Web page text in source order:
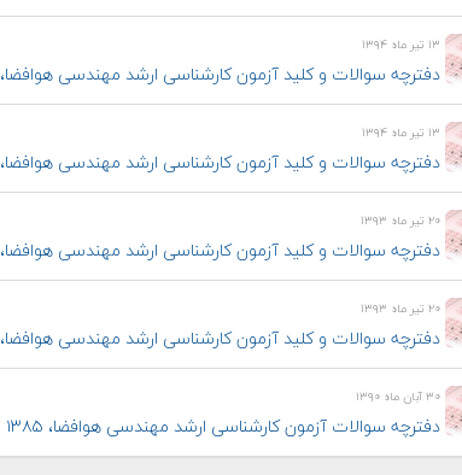
۱۳ تیر ماه ۱۳۹۴
دفترچه سوالات و کلید آزمون کارشناسی ارشد مهندسی هوافضا، ۱۳۹۳، دفترچه D
۱۳ تیر ماه ۱۳۹۴
دفترچه سوالات و کلید آزمون کارشناسی ارشد مهندسی هوافضا، ۱۳۹۴، دفترچه A
۲۰ تیر ماه ۱۳۹۳
دفترچه سوالات و کلید آزمون کارشناسی ارشد مهندسی هوافضا، ۱۳۹۰
۲۰ تیر ماه ۱۳۹۳
دفترچه سوالات و کلید آزمون کارشناسی ارشد مهندسی هوافضا، ۱۳۹۱
۳۰ آبان ماه ۱۳۹۰
دفترچه سوالات آزمون کارشناسی ارشد مهندسی هوافضا، ۱۳۸۵